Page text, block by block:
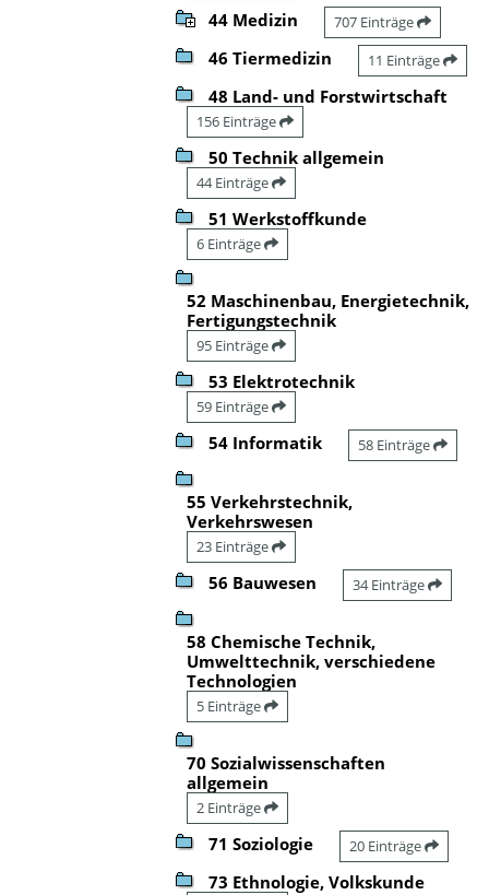
44 Medizin 707 Einträge
46 Tiermedizin 11 Einträge
48 Land- und Forstwirtschaft
156 Einträge
50 Technik allgemein
44 Einträge
51 Werkstoffkunde
6 Einträge
52 Maschinenbau, Energietechnik,
Fertigungstechnik
95 Einträge
53 Elektrotechnik
59 Einträge
54 Informatik 58 Einträge
55 Verkehrstechnik,
Verkehrswesen
23 Einträge
56 Bauwesen 34 Einträge
58 Chemische Technik,
Umwelttechnik, verschiedene
Technologien
5 Einträge
70 Sozialwissenschaften
allgemein
2 Einträge
71 Soziologie 20 Einträge
73 Ethnologie, Volkskunde